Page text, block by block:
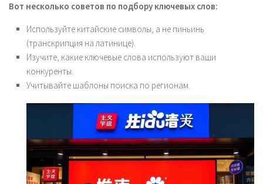
Вот несколько советов по подбору ключевых слов:
Используйте китайские символы, а не пиньинь
(транскрипция на латинице).
Изучите, какие ключевые слова используют ваши
конкуренты.
Учитывайте шаблоны поиска по регионам.